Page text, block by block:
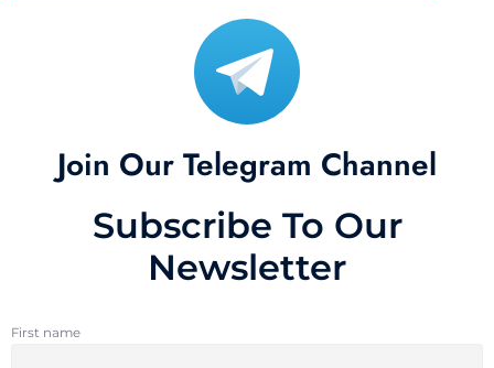
Join Our Telegram Channel
Subscribe To Our
Newsletter
First name